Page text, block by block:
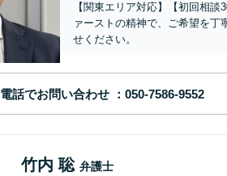
【関東エリア対応】【初回相
ァーストの精神で、ご希望を
せください。
電話でお問い合わせ
竹内 聡 弁護士